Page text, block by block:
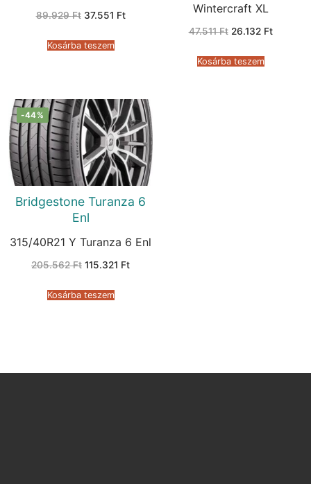
89.929Ft Original
89.929 Ft.
37.551 FtCurrent
Kosárba teszem
Wintercraft XL
47.511Ft Original
47.511 Ft.
26.132 FtCurrent
Kosárba teszem
-44%
Bridgestone Turanza 6
Enl
315/40R21 Y Turanza 6 Enl
205.562Ft Original
205.562 Ft.
115.321 FtCurrent
Kosárba teszem